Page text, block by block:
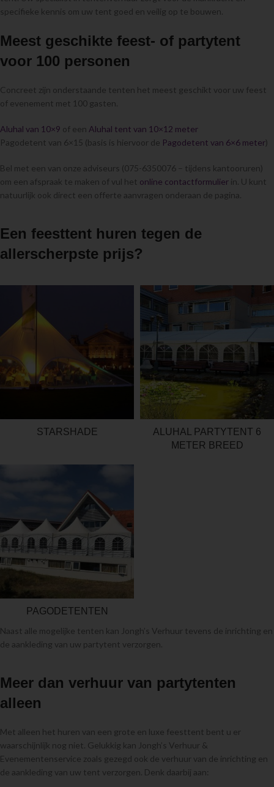
specifieke kennis om uw tent goed en veilig op te bouwen.
Meest geschikte feest- of partytent
voor 100 personen
Concreet zijn onderstaande tenten het meest geschikt voor uw feest
of evenement met 100 gasten.
Aluhal van 10×9 of een Aluhal tent van 10×12 meter
Pagodetent van 6×15 (basis is hiervoor de Pagodetent van 6×6 meter)
Bel met een van onze adviseurs (075-6350076 – tijdens kantooruren)
om een afspraak te maken of vul het online contactformulier in. U kunt
natuurlijk ook direct een offerte aanvragen onderaan de pagina.
Een feesttent huren tegen de
allerscherpste prijs?
STARSHADE
ALUHAL PARTYTENT 6
METER BREED
PAGODETENTEN
Naast alle mogelijke tenten kan Jongh’s Verhuur tevens de inrichting en
de aankleding van uw partytent verzorgen.
Meer dan verhuur van partytenten
alleen
Met alleen het huren van een grote en luxe feesttent bent u er
waarschijnlijk nog niet. Gelukkig kan Jongh’s Verhuur &
Evenementenservice zoals gezegd ook de verhuur van de inrichting en
de aankleding van uw tent verzorgen. Denk daarbij aan: